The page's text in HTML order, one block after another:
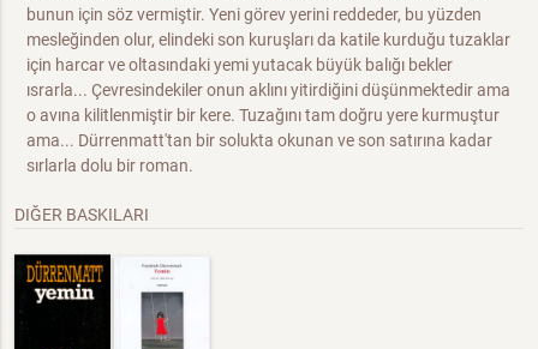
bunun için söz vermiştir. Yeni görev yerini reddeder, bu yüzden
mesleğinden olur, elindeki son kuruşları da katile kurduğu tuzaklar
için harcar ve oltasındaki yemi yutacak büyük balığı bekler
ısrarla... Çevresindekiler onun aklını yitirdiğini düşünmektedir ama
o avına kilitlenmiştir bir kere. Tuzağını tam doğru yere kurmuştur
ama... Dürrenmatt'tan bir solukta okunan ve son satırına kadar
sırlarla dolu bir roman.
DIĞER BASKILARI